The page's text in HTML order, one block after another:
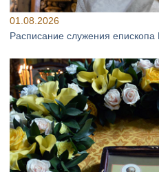
01.08.2026
Расписание служения епископа